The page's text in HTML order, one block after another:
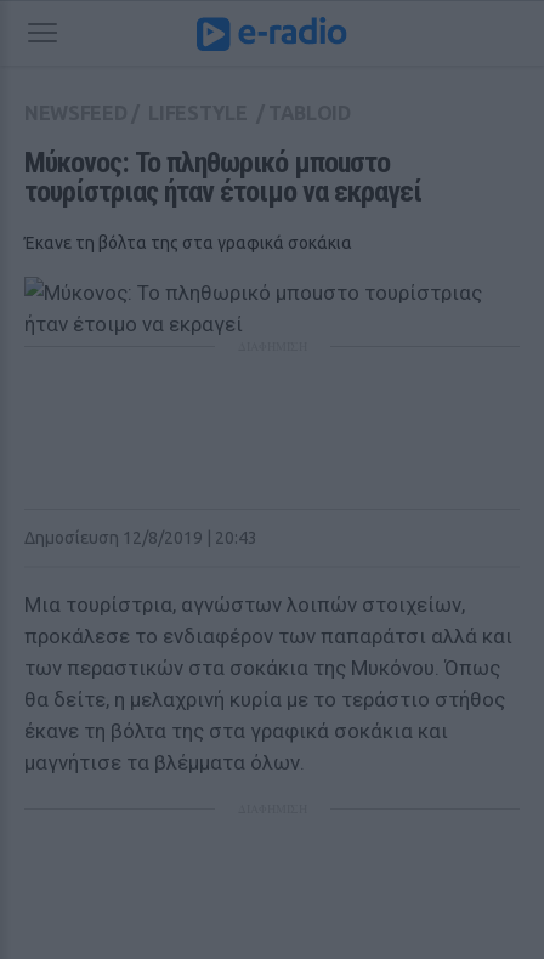
Μύκονος: Το πληθωρικό μποuστο
τουρίστριας ήταν έτοιμο να εκραγεί
Έκανε τη βόλτα της στα γραφικά σοκάκια
Δημοσίευση 12/8/2019 | 20:43
Μια τουρίστρια, αγνώστων λοιπών στοιχείων,
προκάλεσε το ενδιαφέρον των παπαράτσι αλλά και
των περαστικών στα σοκάκια της Μυκόνου. Όπως
θα δείτε, η μελαχρινή κυρία με το τεράστιο στήθος
έκανε τη βόλτα της στα γραφικά σοκάκια και
μαγνήτισε τα βλέμματα όλων.